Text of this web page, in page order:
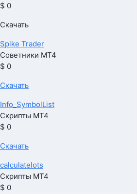
$ 0
Скачать
Spike Trader
Советники МТ4
$ 0
Скачать
Info_SymbolList
Скрипты МТ4
$ 0
Скачать
calculatelots
Скрипты МТ4
$ 0